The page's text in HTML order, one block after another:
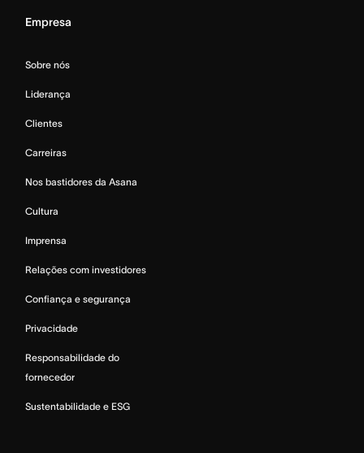
Empresa
Sobre nós
Liderança
Clientes
Carreiras
Nos bastidores da Asana
Cultura
Imprensa
Relações com investidores
Confiança e segurança
Privacidade
Responsabilidade do
fornecedor
Sustentabilidade e ESG